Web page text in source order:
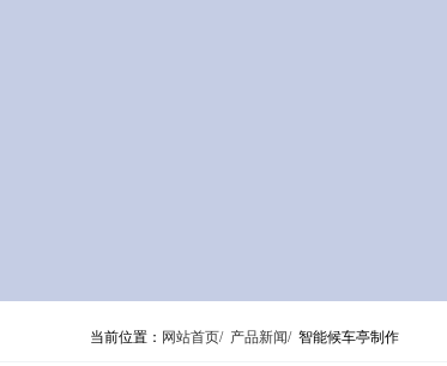
当前位置： 网站首页/ 产品新闻/ 智能候车亭制作